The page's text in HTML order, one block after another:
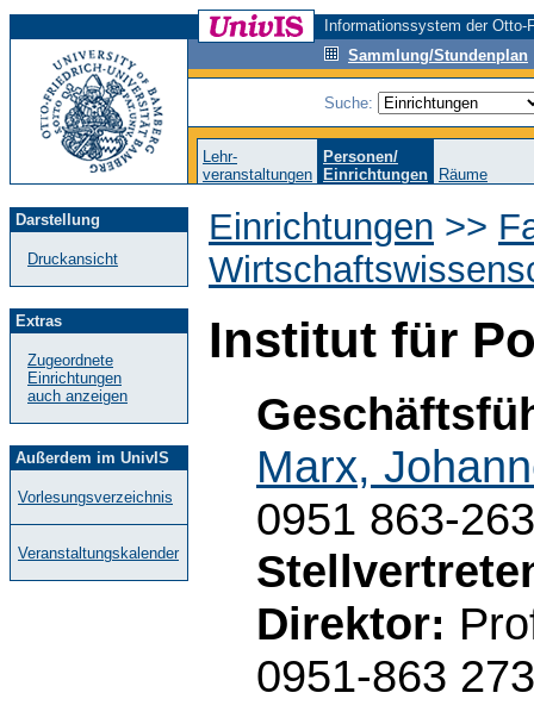
Informationssystem der
Sammlung/Stundenplan
Suche:
Lehr-
veranstaltungen
Personen/
Einrichtungen
Räume
Darstellung
Druckansicht
Extras
Zugeordnete
Einrichtungen
auch anzeigen
Außerdem im UnivIS
Vorlesungsverzeichnis
Veranstaltungskalender
Einrichtungen >>
Institut für
Marx,
0951 863-
Direktor:
0951-863